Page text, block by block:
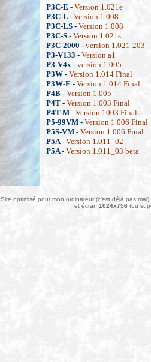
P3C-E - Version 1.021e
P3C-L - Version 1.008
P3C-LS - Version 1.008
P3C-S - Version 1.021s
P3C-2000 - version 1.021-203
P3-V133 - Version a1
P3-V4x - version 1.005
P3W - Version 1.014 Final
P3W-E - Version 1.014 Final
P4B - Version 1.005
P4T - Version 1.003 Final
P4T-M- Version 1003 Final
P5-99VM - Version 1.006 Final
P5S-VM - Version 1.006 Final
P5A - Version 1.011_02
P5A - Version 1.011_03 beta
Site optimisé pour mon ordinateur (c'est déjà pas
et écran 1024x756 (ou